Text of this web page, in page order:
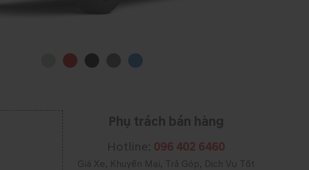
Phụ trách bán hàng
Hotline: 096 402 6460
Giá Xe, Khuyến Mại, Trả Góp, Dịch Vụ Tốt